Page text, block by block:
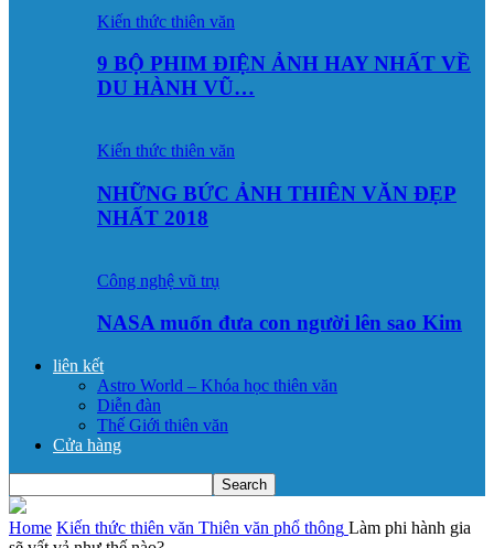
Kiến thức thiên văn
9 BỘ PHIM ĐIỆN ẢNH HAY NHẤT VỀ
DU HÀNH VŨ…
Kiến thức thiên văn
NHỮNG BỨC ẢNH THIÊN VĂN ĐẸP
NHẤT 2018
Công nghệ vũ trụ
NASA muốn đưa con người lên sao Kim
liên kết
Astro World – Khóa học thiên văn
Diễn đàn
Thế Giới thiên văn
Cửa hàng
Home Kiến thức thiên văn Thiên văn phổ thông Làm phi hành gia